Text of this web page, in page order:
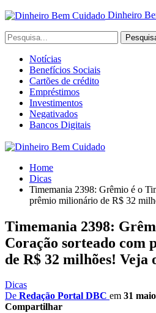
Dinheiro
Notícias
Benefícios Sociais
Cartões de crédito
Empréstimos
Investimentos
Negativados
Bancos Digitais
Home
Dicas
Timemania 2398: Grêmio é o
prêmio milionário de R$ 32
Timemania 2398:
Coração sorteado com
de R$ 32 milhões! Veja
Dicas
De Redação Portal DBC em 31
Compartilhar